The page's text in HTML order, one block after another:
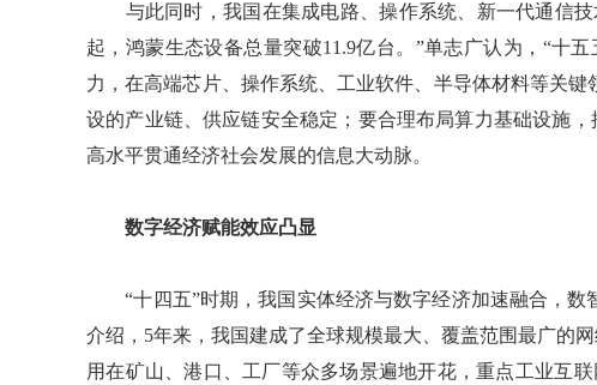
与此同时，我国在集成电路、操作系统、新一代通信技
起，鸿蒙生态设备总量突破11.9亿台。”单志广认为，“十
力，在高端芯片、操作系统、工业软件、半导体材料等关
设的产业链、供应链安全稳定；要合理布局算力基础设施，
高水平贯通经济社会发展的信息大动脉。
数字经济赋能效应凸显
“十四五”时期，我国实体经济与数字经济加速融合，数
介绍，5年来，我国建成了全球规模最大、覆盖范围最广的
用在矿山、港口、工厂等众多场景遍地开花，重点工业互